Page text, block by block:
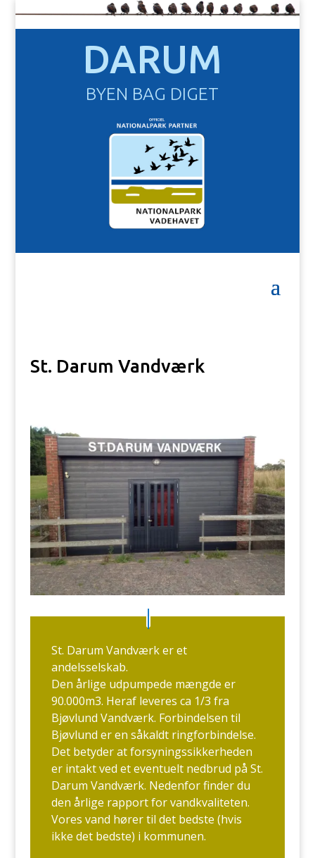
DARUM
BYEN BAG DIGET
St. Darum Vandværk
St. Darum Vandværk er et
andelsselskab.
Den årlige udpumpede mængde er
90.000m3. Heraf leveres ca 1/3 fra
Bjøvlund Vandværk. Forbindelsen til
Bjøvlund er en såkaldt ringforbindelse.
Det betyder at forsyningssikkerheden
er intakt ved et eventuelt nedbrud på St.
Darum Vandværk. Nedenfor finder du
den årlige rapport for vandkvaliteten.
Vores vand hører til det bedste (hvis
ikke det bedste) i kommunen.